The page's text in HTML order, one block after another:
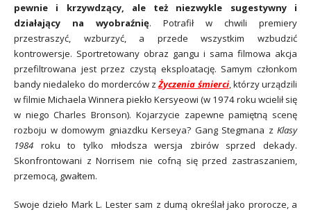
pewnie i krzywdzący, ale też niezwykle sugestywny i
działający na wyobraźnię. Potrafił w chwili premiery
przestraszyć, wzburzyć, a przede wszystkim wzbudzić
kontrowersje. Sportretowany obraz gangu i sama filmowa akcja
przefiltrowana jest przez czystą eksploatację. Samym członkom
bandy niedaleko do morderców zŻyczenia śmierci, którzy urządzili
w filmie Michaela Winnera piekło Kersyeowi (w 1974 roku wcielił się
w niego Charles Bronson). Kojarzycie zapewne pamiętną scenę
rozboju w domowym gniazdku Kerseya? Gang Stegmana z Klasy
1984 roku to tylko młodsza wersja zbirów sprzed dekady.
Skonfrontowani z Norrisem nie cofną się przed zastraszaniem,
przemocą, gwałtem.
Swoje dzieło Mark L. Lester sam z dumą określał jako prorocze, a